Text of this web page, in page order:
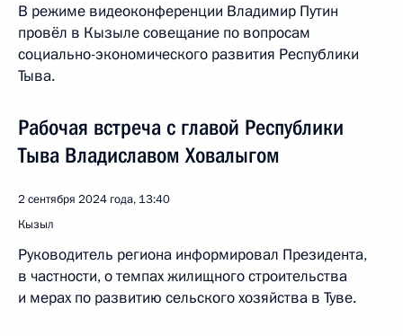
В режиме видеоконференции Владимир Путин
провёл в Кызыле совещание по вопросам
социально-экономического развития Республики
Тыва.
Рабочая встреча с главой Республики
Тыва Владиславом Ховалыгом
2 сентября 2024 года, 13:40
Кызыл
Руководитель региона информировал Президента,
в частности, о темпах жилищного строительства
и мерах по развитию сельского хозяйства в Туве.